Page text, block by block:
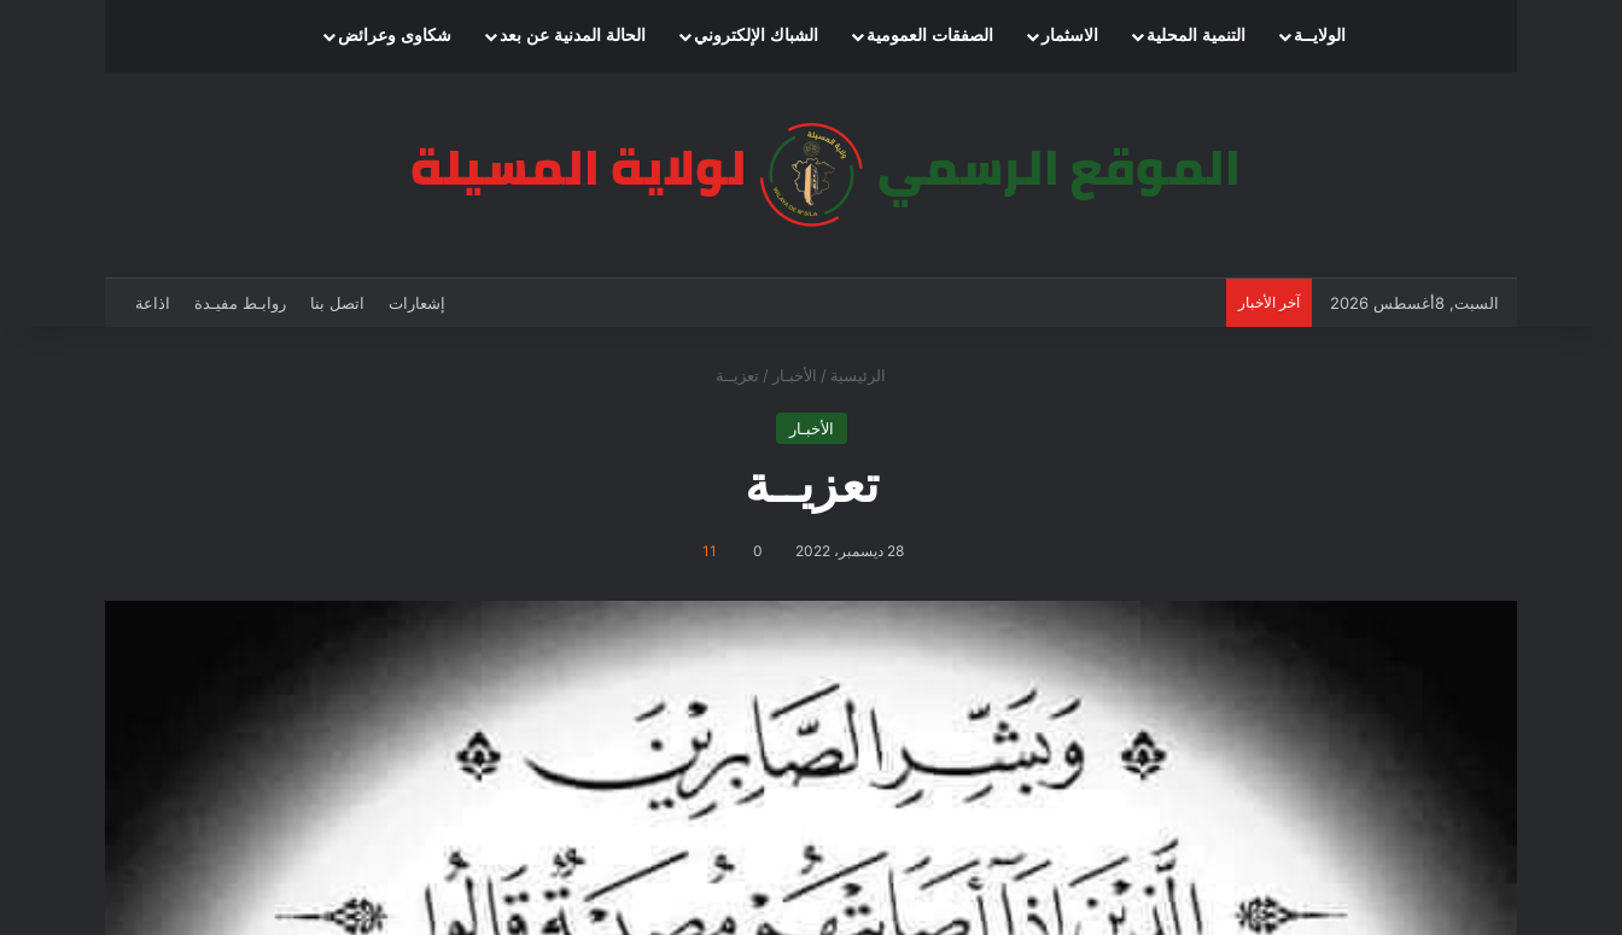
الرئيسيةالولايــة التنمية المحلية الاسثمار الصفقات العمومية الشباك الإلكتروني الحالة المدنية عن بعد شكاوى وعرائض
السبت, 8أغسطس 2026 آخر الأخبار إشعارات اتصل بنا روابـط مفيـدة اذاعة
الرئيسية / الأخبـار / تعزيــة
الأخبـار
تعزيــة
28 ديسمبر، 2022 0
11